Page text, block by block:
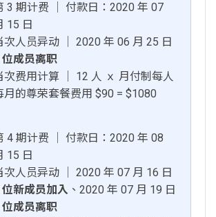
3 期计费 │ 付款日：2020 年 07
15 日
次人员异动 │ 2020 年 06 月 25 日
位成员离职
次费用计算 │ 12 人 ｘ 月付制每人
月的尊荣套餐费用 $90 = $1080
4 期计费 │ 付款日：2020 年 08
15 日
次人员异动 │ 2020 年 07 月 16 日
位新成员加入 、2020 年 07 月 19 日
位成员离职